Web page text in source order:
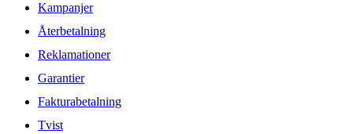
Kampanjer
Återbetalning
Reklamationer
Garantier
Fakturabetalning
Tvist